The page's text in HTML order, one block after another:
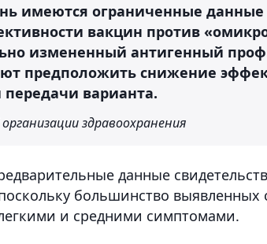
имеются ограниченные
вакцин против
измененный антигенный
предположить снижение
варианта.
здравоохранения
данные
большинство выявленных
и средними симптомами.